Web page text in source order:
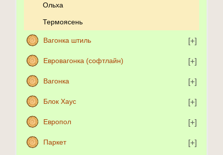
Ольха
Термоясень
Вагонка штиль
Евровагонка (софтлайн)
Вагонка
Блок Хаус
Европол
Паркет